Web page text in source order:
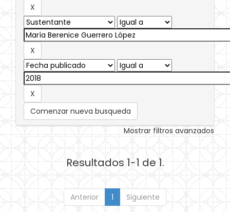
Comenzar nueva busqueda
Mostrar filtros avanzados
Resultados 1-1 de 1.
Anterior 1 Siguiente